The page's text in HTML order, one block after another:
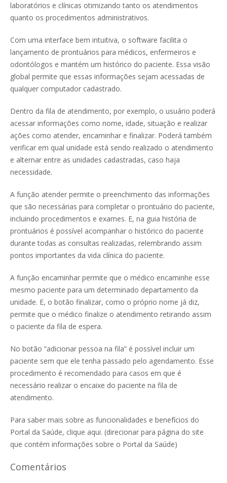
laboratórios e clínicas otimizando tanto os atendimentos
quanto os procedimentos administrativos.
Com uma interface bem intuitiva, o software facilita o
lançamento de prontuários para médicos, enfermeiros e
odontólogos e mantém um histórico do paciente. Essa visão
global permite que essas informações sejam acessadas de
qualquer computador cadastrado.
Dentro da fila de atendimento, por exemplo, o usuário poderá
acessar informações como nome, idade, situação e realizar
ações como atender, encaminhar e finalizar. Poderá também
verificar em qual unidade está sendo realizado o atendimento
e alternar entre as unidades cadastradas, caso haja
necessidade.
A função atender permite o preenchimento das informações
que são necessárias para completar o prontuário do paciente,
incluindo procedimentos e exames. E, na guia história de
prontuários é possível acompanhar o histórico do paciente
durante todas as consultas realizadas, relembrando assim
pontos importantes da vida clínica do paciente.
A função encaminhar permite que o médico encaminhe esse
mesmo paciente para um determinado departamento da
unidade. E, o botão finalizar, como o próprio nome já diz,
permite que o médico finalize o atendimento retirando assim
o paciente da fila de espera.
No botão “adicionar pessoa na fila” é possível incluir um
paciente sem que ele tenha passado pelo agendamento. Esse
procedimento é recomendado para casos em que é
necessário realizar o encaixe do paciente na fila de
atendimento.
Para saber mais sobre as funcionalidades e benefícios do
Portal da Saúde, clique aqui. (direcionar para página do site
que contém informações sobre o Portal da Saúde)
Comentários